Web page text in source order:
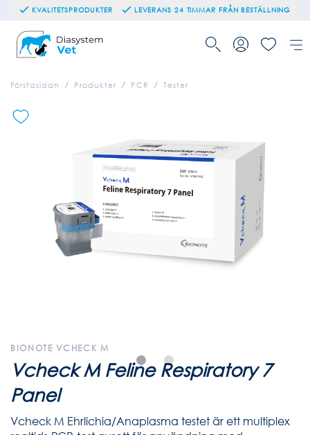
KVALITETSPRODUKTER LEVERANS 24 TIMMAR FRÅN BESTÄLLNING
Förstasidan Produkter PCR Tester
BIONOTE VCHECK M
Vcheck M Feline Respiratory 7
Panel
Vcheck M Ehrlichia/Anaplasma testet är ett multiplex